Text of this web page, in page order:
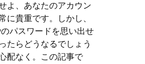
よ、あなたのアカウン
に貴重です。しかし、
パスワードを思い出せ
たらどうなるでしょう
配なく。この記事で